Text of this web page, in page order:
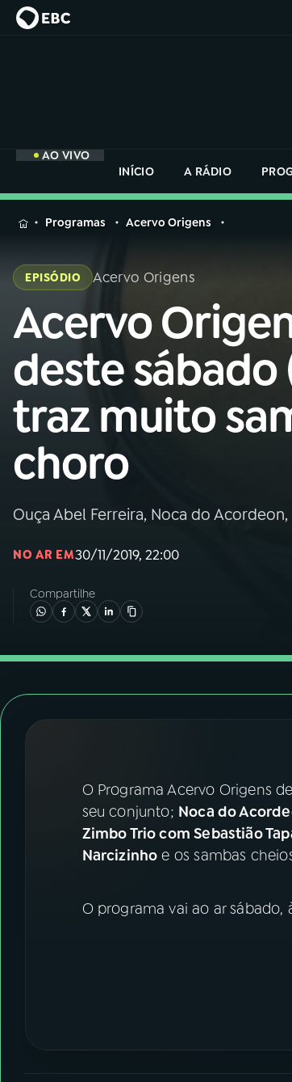
AO VIVO
INÍCIO
A RÁDIO
MENU
Buscar
na
Rádio
Nacional
AO VIVO
01INÍCIO
02 A RÁDIO
03PROGRAMAÇÃO
05PODCASTS
FESTIVAL DE MÚSICA
ACOMPANHE A RÁDIO NACIONAL
Instagram X
na
Rádio
Programas Acervo Origens
EPISÓDIO Acervo Origens
Acervo
deste sábado
traz muito
choro
Ouça Abel Ferreira, Noca do
NO AR EM30/11/2019, 22:00
Compartilhe
O Programa Acervo Origens
seu conjunto; Noca do
Zimbo Trio com Sebastião
Narcizinho e os sambas
O programa vai ao ar sábado,